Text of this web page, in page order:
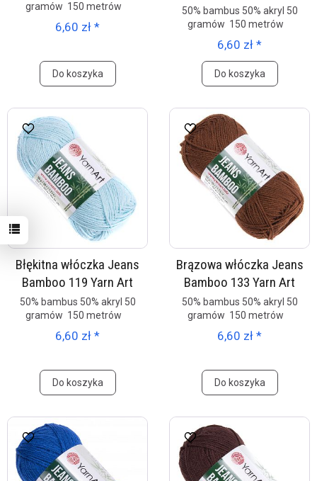
gramów 150 metrów
6,60 zł *
Do koszyka
50% bambus 50% akryl 50
gramów 150 metrów
6,60 zł *
Do koszyka
Błękitna włóczka Jeans
Bamboo 119 Yarn Art
50% bambus 50% akryl 50
gramów 150 metrów
6,60 zł *
Do koszyka
Brązowa włóczka Jeans
Bamboo 133 Yarn Art
50% bambus 50% akryl 50
gramów 150 metrów
6,60 zł *
Do koszyka